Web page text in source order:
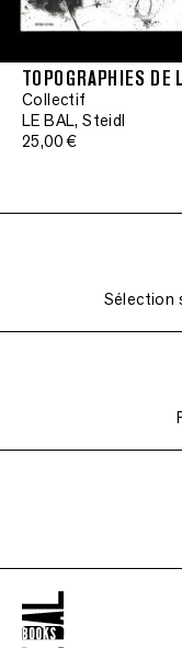
TOPOGRAPHIES DE
Collectif
LE BAL, Steidl
25,00 €
Sélection